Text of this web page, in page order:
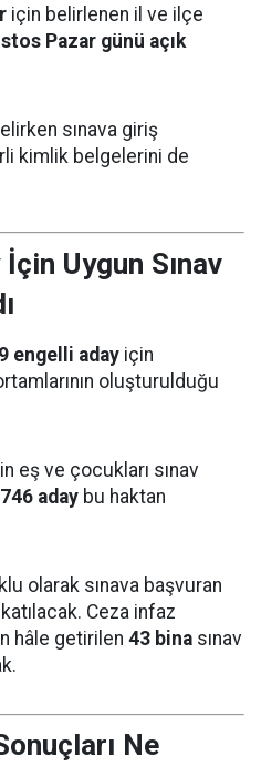
için belirlenen il ve ilçe
Pazar günü açık
sınava giriş
kimlik belgelerini de
Uygun Sınav
engelli aday için
oluşturulduğu
eş ve çocukları sınav
746 aday bu haktan
olarak sınava başvuran
Ceza infaz
hâle getirilen 43 bina sınav
Ne